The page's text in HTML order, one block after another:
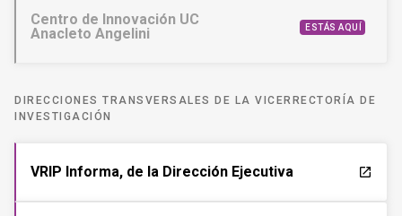
Centro de Innovación UC
Anacleto Angelini
ESTÁS AQUÍ
DIRECCIONES TRANSVERSALES DE LA VICERRECTORÍA DE
INVESTIGACIÓN
VRIP Informa, de la Dirección Ejecutiva launch